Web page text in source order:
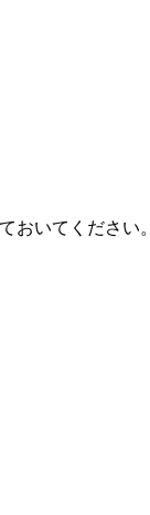
おいてください。